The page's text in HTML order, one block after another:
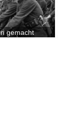
gemacht